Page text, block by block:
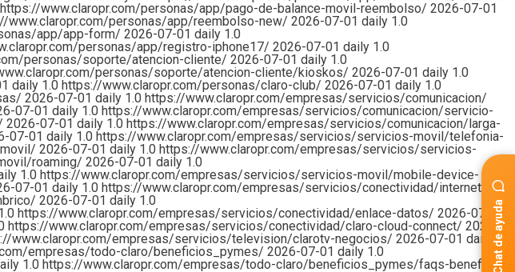
https://www.claropr.com/personas/app/pago-de-balance-movil-reembolso/ 2026-07-01
www.claropr.com/personas/app/reembolso-new/ 2026-07-01 daily 1.0
app/app-form/ 2026-07-01 daily 1.0
personas/app/registro-iphone17/ 2026-07-01 daily 1.0
personas/soporte/atencion-cliente/ 2026-07-01 daily 1.0
personas/soporte/atencion-cliente/kioskos/ 2026-07-01 daily 1.0
daily 1.0 https://www.claropr.com/personas/claro-club/ 2026-07-01 daily 1.0
2026-07-01 daily 1.0 https://www.claropr.com/empresas/servicios/comunicacion/
07-01 daily 1.0 https://www.claropr.com/empresas/servicios/comunicacion/servicio-
2026-07-01 daily 1.0 https://www.claropr.com/empresas/servicios/comunicacion/larga-
07-01 daily 1.0 https://www.claropr.com/empresas/servicios/servicios-movil/telefonia-
2026-07-01 daily 1.0 https://www.claropr.com/empresas/servicios/servicios-
roaming/ 2026-07-01 daily 1.0
1.0 https://www.claropr.com/empresas/servicios/servicios-movil/mobile-device-
07-01 daily 1.0 https://www.claropr.com/empresas/servicios/conectividad/internet-fijo/
2026-07-01 daily 1.0
https://www.claropr.com/empresas/servicios/conectividad/enlace-datos/ 2026-07-01
https://www.claropr.com/empresas/servicios/conectividad/claro-cloud-connect/ 2026-
www.claropr.com/empresas/servicios/television/clarotv-negocios/ 2026-07-01 daily1.0
empresas/todo-claro/beneficios_pymes/ 2026-07-01 daily 1.0
1.0 https://www.claropr.com/empresas/todo-claro/beneficios_pymes/faqs-beneficios-
Chat de ayuda